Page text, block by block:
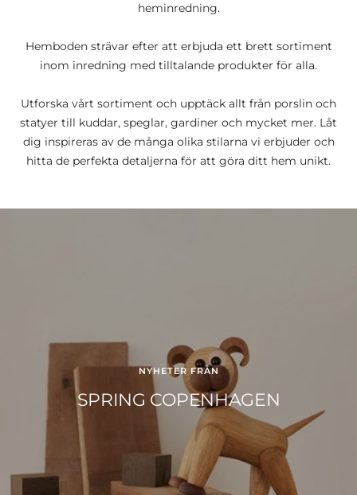
heminredning.
Hemboden strävar efter att erbjuda ett brett sortiment
inom inredning med tilltalande produkter för alla.
Utforska vårt sortiment och upptäck allt från porslin och
statyer till kuddar, speglar, gardiner och mycket mer. Låt
dig inspireras av de många olika stilarna vi erbjuder och
hitta de perfekta detaljerna för att göra ditt hem unikt.
NYHETER FRÅN
SPRING COPENHAGEN